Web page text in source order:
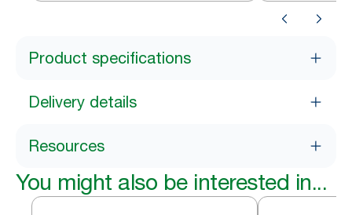
Product specifications
Delivery details
Resources
You might also be interested in...